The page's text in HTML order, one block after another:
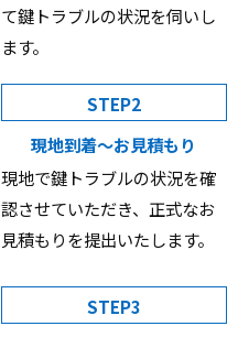
て鍵トラブルの状況を伺いし
ます。
STEP2
現地到着〜お見積もり
現地で鍵トラブルの状況を確
認させていただき、正式なお
見積もりを提出いたします。
STEP3